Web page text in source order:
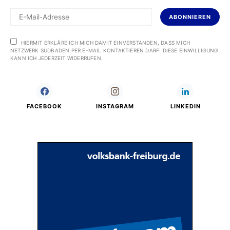
ABONNIEREN
HIERMIT ERKLÄRE ICH MICH DAMIT EINVERSTANDEN, DASS MICH
NETZWERK SÜDBADEN PER E-MAIL KONTAKTIEREN DARF. DIESE EINWILLIGUNG
KANN ICH JEDERZEIT WIDERRUFEN.
FACEBOOK INSTAGRAM LINKEDIN